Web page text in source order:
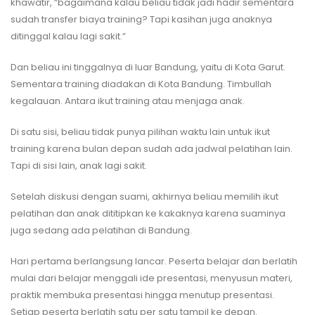
khawatir, “bagaimana kalau beliau tidak jadi hadir sementara
sudah transfer biaya training? Tapi kasihan juga anaknya
ditinggal kalau lagi sakit.”
Dan beliau ini tinggalnya di luar Bandung, yaitu di Kota Garut.
Sementara training diadakan di Kota Bandung. Timbullah
kegalauan. Antara ikut training atau menjaga anak.
Di satu sisi, beliau tidak punya pilihan waktu lain untuk ikut
training karena bulan depan sudah ada jadwal pelatihan lain.
Tapi di sisi lain, anak lagi sakit.
Setelah diskusi dengan suami, akhirnya beliau memilih ikut
pelatihan dan anak dititipkan ke kakaknya karena suaminya
juga sedang ada pelatihan di Bandung.
Hari pertama berlangsung lancar. Peserta belajar dan berlatih
mulai dari belajar menggali ide presentasi, menyusun materi,
praktik membuka presentasi hingga menutup presentasi.
Setiap peserta berlatih satu per satu tampil ke depan.